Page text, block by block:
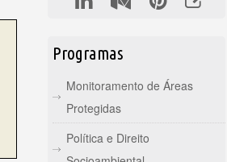
Programas
Monitoramento de Áreas
Protegidas
Política e Direito